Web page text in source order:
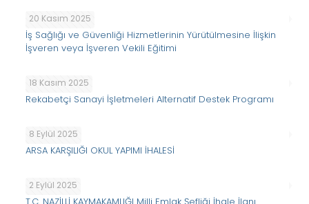
20 Kasım 2025
İş Sağlığı ve Güvenliği Hizmetlerinin Yürütülmesine İlişkin
İşveren veya İşveren Vekili Eğitimi
18 Kasım 2025
Rekabetçi Sanayi İşletmeleri Alternatif Destek Programı
8 Eylül 2025
ARSA KARŞILIĞI OKUL YAPIMI İHALESİ
2 Eylül 2025